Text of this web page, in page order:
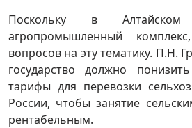
Поскольку в
агропромышленный
вопросов на эту тематику. П.Н.
государство должно
тарифы для перевозки
России, чтобы занятие
рентабельным.